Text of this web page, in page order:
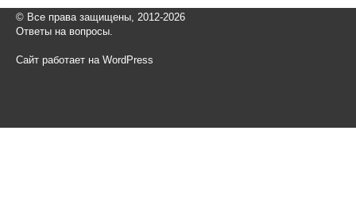
© Все права защищены, 2012-2026
Ответы на вопросы.
Сайт работает на WordPress